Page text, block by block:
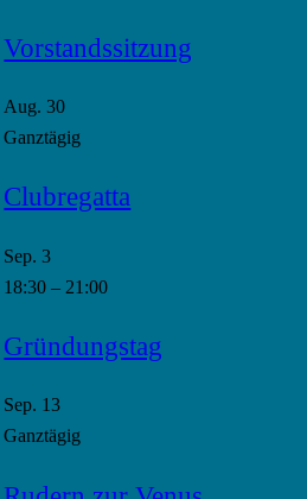
Vorstandssitzung
Aug.30
Ganztägig
Clubregatta
Sep.3
18:30 – 21:00
Gründungstag
Sep. 13
Ganztägig